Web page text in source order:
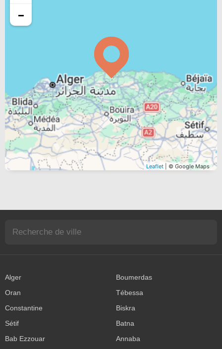
−
Leaflet | © Google Maps
Alger
Boumerdas
Oran
Tébessa
Constantine
Biskra
Sétif
Batna
Bab Ezzouar
Annaba